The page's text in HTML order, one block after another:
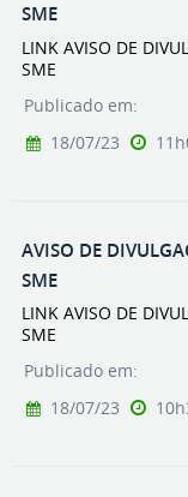
SME
LINK AVISO DE
SME
Publicado em:
18/07/23
AVISO DE
SME
LINK AVISO DE
SME
Publicado em:
18/07/23